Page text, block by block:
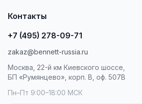
Контакты
+7 (495) 278-09-71
zakaz@bennett-russia.ru
Москва, 22-й км Киевского шоссе,
БП «Румянцево», корп. В, оф. 507В
Пн–Пт 9:00–18:00 МСК